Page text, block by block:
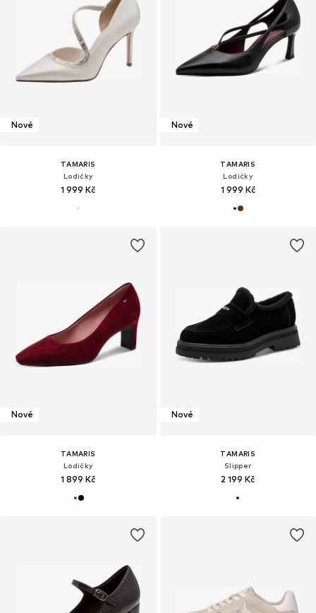
Nové
TAMARIS
Lodičky
1 999 Kč
Nové
TAMARIS
Lodičky
1 999 Kč
Nové
TAMARIS
Lodičky
1 899 Kč
Nové
TAMARIS
Slipper
2 199 Kč